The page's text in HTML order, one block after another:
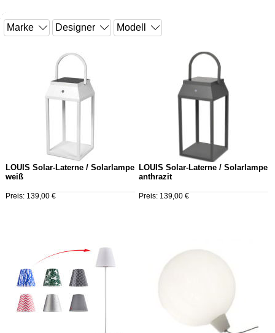
LOUIS Solar-Laterne / Solarlampe
weiß
Preis: 139,00 €
LOUIS Solar-Laterne / Solarlampe
anthrazit
Preis: 139,00 €